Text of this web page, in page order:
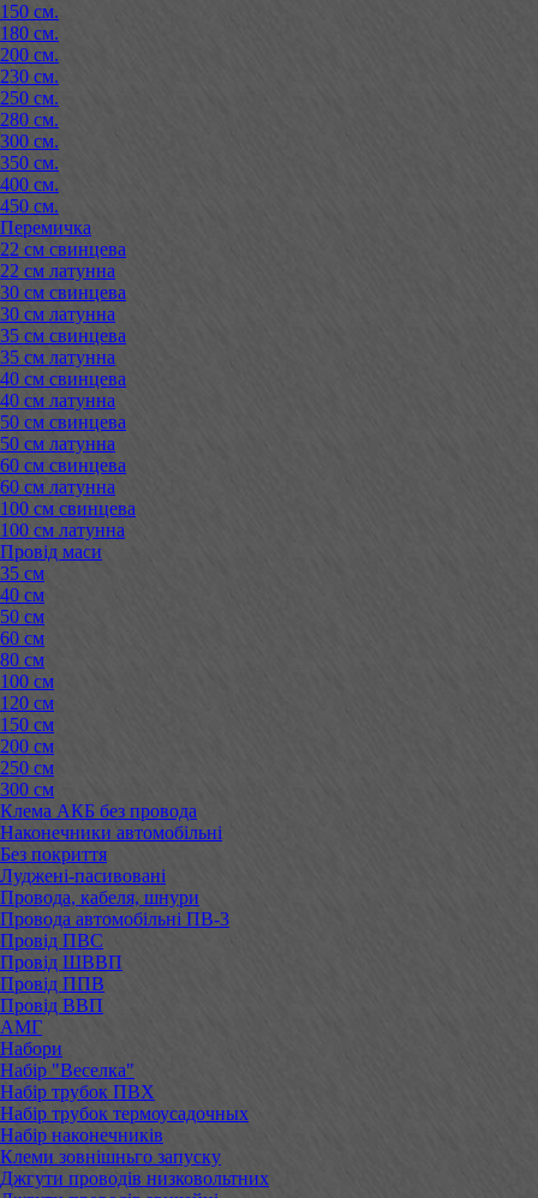
150 см.
180 см.
200 см.
230 см.
250 см.
280 см.
300 см.
350 см.
400 см.
450 см.
Перемичка
22 см свинцева
22 см латунна
30 см свинцева
30 см латунна
35 см свинцева
35 см латунна
40 см свинцева
40 см латунна
50 см свинцева
50 см латунна
60 см свинцева
60 см латунна
100 см свинцева
100 см латунна
Провід маси
35 см
40 см
50 см
60 см
80 см
100 см
120 см
150 см
200 см
250 см
300 см
Клема АКБ без провода
Наконечники автомобільні
Без покриття
Луджені-пасивовані
Провода, кабеля, шнури
Провода автомобільні ПВ-3
Провід ПВС
Провід ШВВП
Провід ППВ
Провід ВВП
АМГ
Набори
Набір "Веселка"
Набір трубок ПВХ
Набір трубок термоусадочных
Набір наконечників
Клеми зовнішньго запуску
Джгути проводів низковольтних